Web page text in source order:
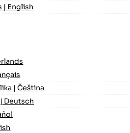
| English
| Čeština
Deutsch